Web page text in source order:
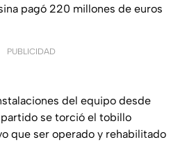
pagó 220 millones de euros
PUBLICIDAD
del equipo desde
se torció el tobillo
que ser operado y rehabilitado